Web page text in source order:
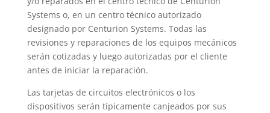
Systems o, en un centro técnico autorizado
designado por Centurion Systems. Todas las
revisiones y reparaciones de los equipos mecánicos
serán cotizadas y luego autorizadas por el cliente
antes de iniciar la reparación.
Las tarjetas de circuitos electrónicos o los
dispositivos serán típicamente canjeados por sus